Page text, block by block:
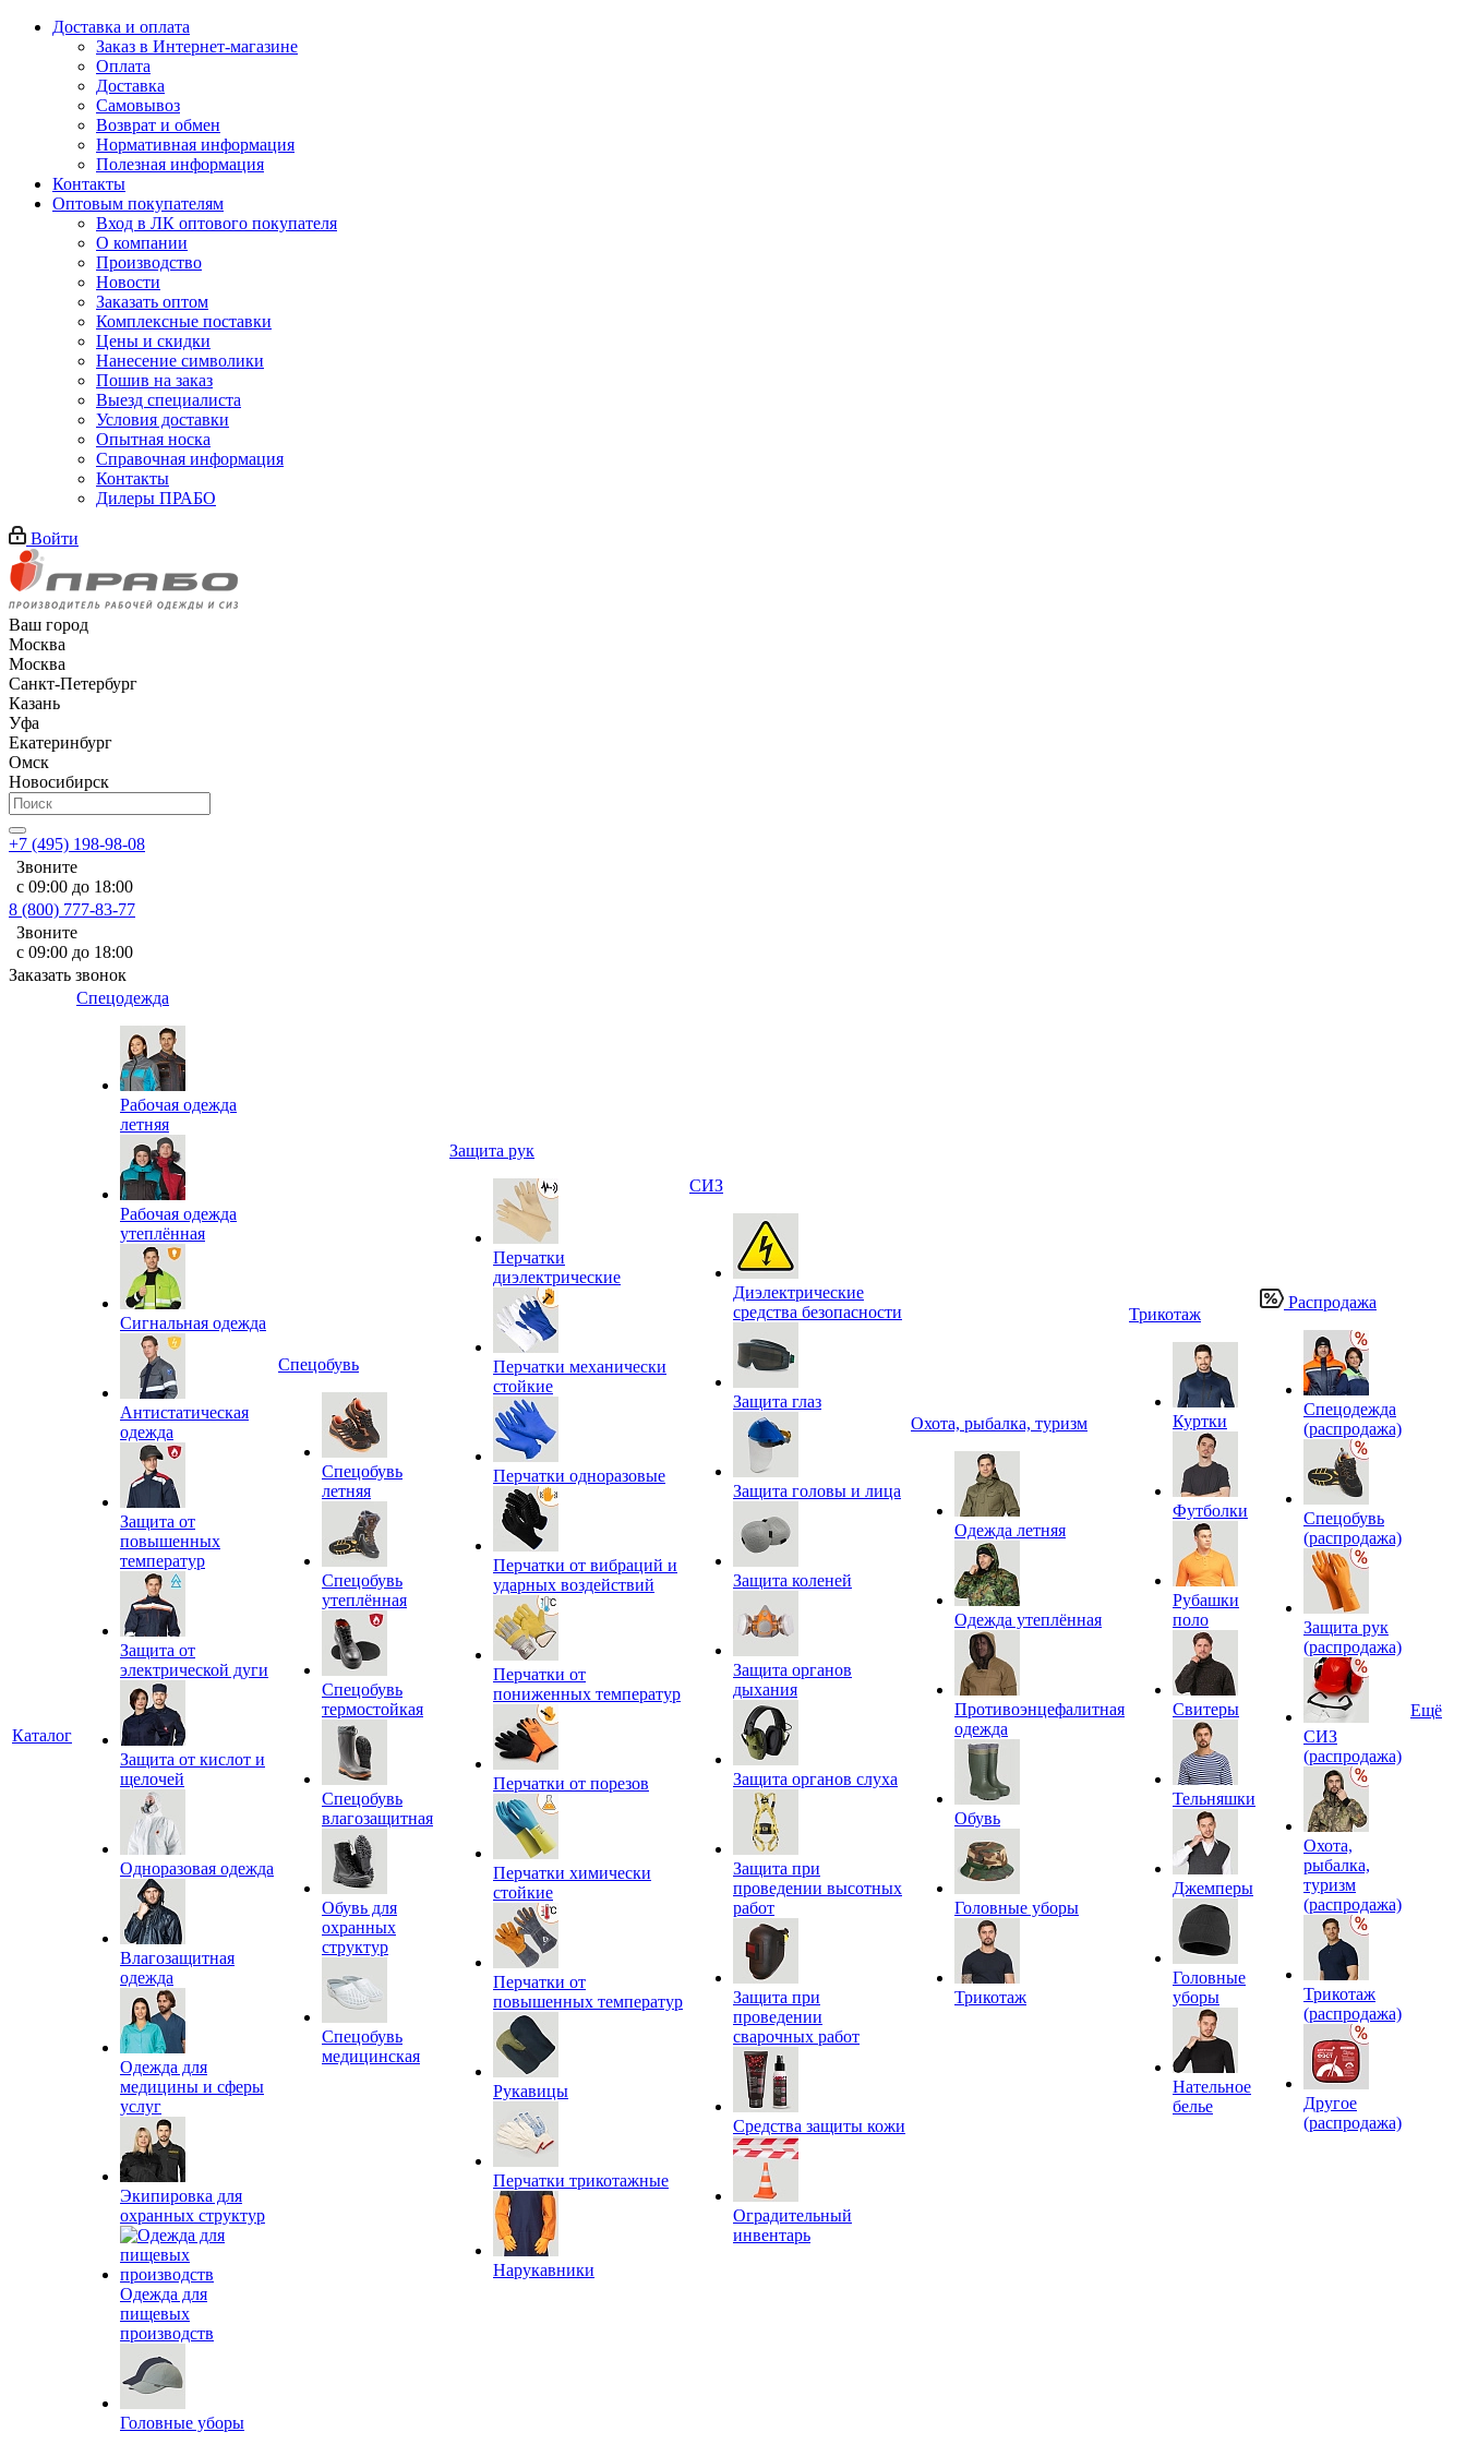
Доставка и оплата
Заказ в Интернет-магазине
Оплата
Доставка
Самовывоз
Возврат и обмен
Нормативная информация
Полезная информация
Контакты
Оптовым покупателям
Вход в ЛК оптового покупателя
О компании
Производство
Новости
Заказать оптом
Комплексные поставки
Цены и скидки
Нанесение символики
Пошив на заказ
Выезд специалиста
Условия доставки
Опытная носка
Справочная информация
Контакты
Дилеры ПРАБО
Войти
Ваш город
Москва
Москва
Санкт-Петербург
Казань
Уфа
Екатеринбург
Омск
Новосибирск
+7 (495) 198-98-08
Звоните
с 09:00 до 18:00
8 (800) 777-83-77
Звоните
с 09:00 до 18:00
Заказать звонок
Каталог
Спецодежда
Рабочая одежда
летняя
Рабочая одежда
утеплённая
Сигнальная одежда
Антистатическая
одежда
Защита от
повышенных
температур
Защита от
электрической дуги
Защита от кислот и
щелочей
Одноразовая одежда
Влагозащитная
одежда
Одежда для
медицины и сферы
услуг
Экипировка для
охранных структур
Одежда для
пищевых
производств
Головные уборы
Спецобувь
Спецобувь
летняя
Спецобувь
утеплённая
Спецобувь
термостойкая
Спецобувь
влагозащитная
Обувь для
охранных
структур
Спецобувь
медицинская
Защита рук
Перчатки
диэлектрические
Перчатки механически
стойкие
Перчатки одноразовые
Перчатки от вибраций и
ударных воздействий
Перчатки от
пониженных температур
Перчатки от порезов
Перчатки химически
стойкие
Перчатки от
повышенных температур
Рукавицы
Перчатки трикотажные
Нарукавники
СИЗ
Диэлектрические
средства безопасности
Защита глаз
Защита головы и лица
Защита коленей
Защита органов
дыхания
Защита органов слуха
Защита при
проведении высотных
работ
Защита при
проведении
сварочных работ
Средства защиты кожи
Оградительный
инвентарь
Охота, рыбалка, туризм
Одежда летняя
Одежда утеплённая
Противоэнцефалитная
одежда
Обувь
Головные уборы
Трикотаж
Трикотаж
Куртки
Футболки
Рубашки
поло
Свитеры
Тельняшки
Джемперы
Головные
уборы
Нательное
белье
Распродажа
Спецодежда
(распродажа)
Спецобувь
(распродажа)
Защита рук
(распродажа)
СИЗ
(распродажа)
Охота,
рыбалка,
туризм
(распродажа)
Трикотаж
(распродажа)
Другое
(распродажа)
Ещё